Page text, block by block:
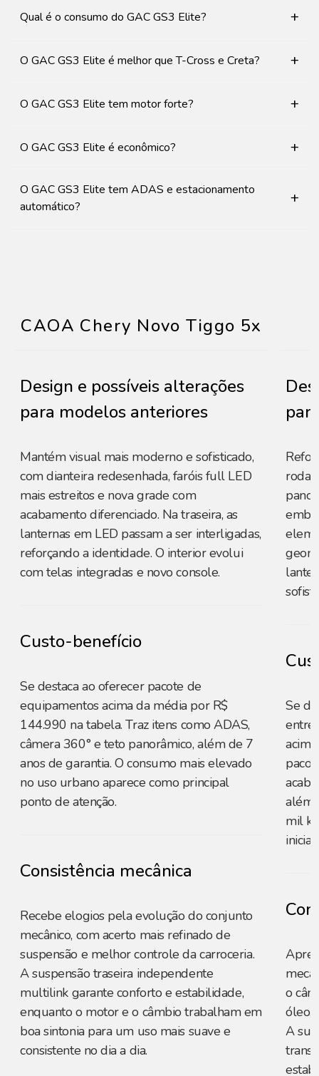
Qual é o consumo do GAC GS3 Elite? +
O GAC GS3 Elite é melhor que T-Cross e Creta? +
O GAC GS3 Elite tem motor forte? +
O GAC GS3 Elite é econômico? +
O GAC GS3 Elite tem ADAS e estacionamento
automático?
+
CAOA Chery Novo Tiggo 5x
Design e possíveis alterações
para modelos anteriores
Mantém visual mais moderno e sofisticado,
com dianteira redesenhada, faróis full LED
mais estreitos e nova grade com
acabamento diferenciado. Na traseira, as
lanternas em LED passam a ser interligadas,
reforçando a identidade. O interior evolui
com telas integradas e novo console.
Custo-benefício
Se destaca ao oferecer pacote de
equipamentos acima da média por R$
144.990 na tabela. Traz itens como ADAS,
câmera 360° e teto panorâmico, além de 7
anos de garantia. O consumo mais elevado
no uso urbano aparece como principal
ponto de atenção.
Consistência mecânica
Recebe elogios pela evolução do conjunto
mecânico, com acerto mais refinado de
suspensão e melhor controle da carroceria.
A suspensão traseira independente
multilink garante conforto e estabilidade,
enquanto o motor e o câmbio trabalham em
boa sintonia para um uso mais suave e
consistente no dia a dia.
Se
além
mil
o
óleo,
A